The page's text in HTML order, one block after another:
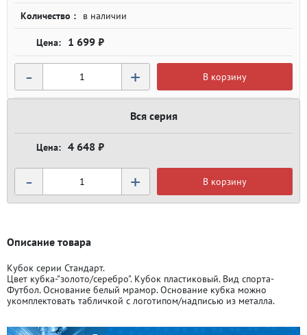
Количество : в наличии
1 699 ₽
- + В корзину
Вся серия
4 648 ₽
- + В корзину
Описание товара
Кубок серии Стандарт.
Цвет кубка-"золото/серебро". Кубок пластиковый. Вид спорта-
Футбол. Основание белый мрамор. Основание кубка можно
укомплектовать табличкой с логотипом/надписью из металла.